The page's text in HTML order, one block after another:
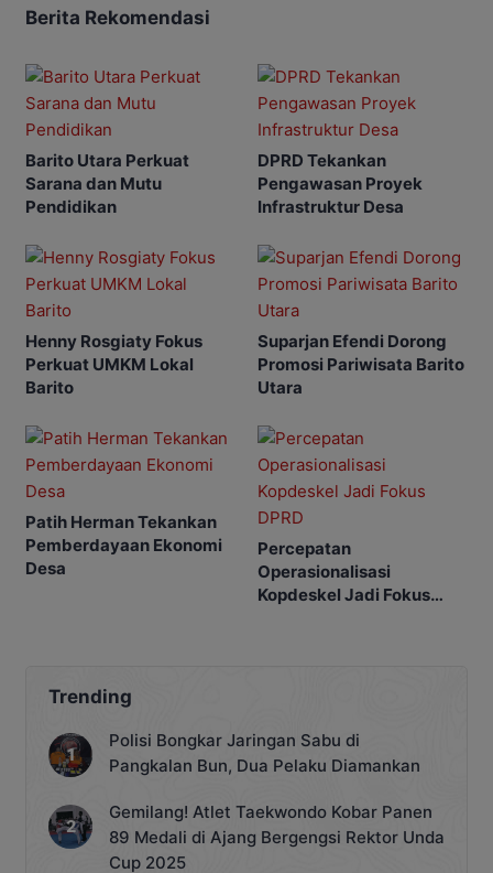
Berita Rekomendasi
Barito Utara Perkuat
Sarana dan Mutu
Pendidikan
DPRD Tekankan
Pengawasan Proyek
Infrastruktur Desa
Henny Rosgiaty Fokus
Perkuat UMKM Lokal
Barito
Suparjan Efendi Dorong
Promosi Pariwisata Barito
Utara
Patih Herman Tekankan
Pemberdayaan Ekonomi
Desa
Percepatan
Operasionalisasi
Kopdeskel Jadi Fokus
Trending
Polisi Bongkar Jaringan Sabu di
Pangkalan Bun, Dua Pelaku Diamankan
Gemilang! Atlet Taekwondo Kobar Panen
89 Medali di Ajang Bergengsi Rektor Unda
Cup 2025